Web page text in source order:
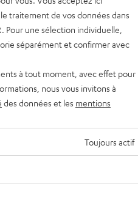
traitement de vos données dans
Pour une sélection individuelle,
séparément et confirmer avec
à tout moment, avec effet pour
nous vous invitons à
des données et les mentions
Toujours actif